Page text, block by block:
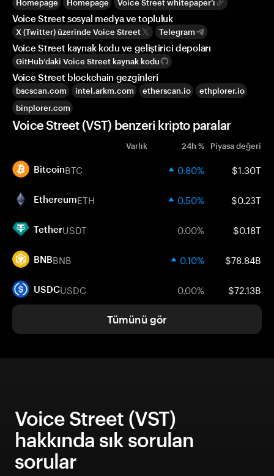
Homepage Homepage Voice Street whitepaper’ı
Voice Street sosyal medya ve topluluk
X (Twitter) üzerinde Voice Street Telegram
Voice Street kaynak kodu ve geliştirici depoları
GitHub’daki Voice Street kaynak kodu
Voice Street blockchain gezginleri
bscscan.com intel.arkm.com etherscan.io
ethplorer.io
binplorer.com
Voice Street (VST) benzeri kripto paralar
Varlık 24h % Piyasa değeri
BitcoinBTC 0.80% $1.30T
EthereumETH 0.50% $0.23T
TetherUSDT 0.00% $0.18T
BNBBNB 0.10% $78.84B
USDCUSDC 0.00% $72.13B
Tümünü gör
Voice Street (VST)
hakkında sık sorulan
sorular